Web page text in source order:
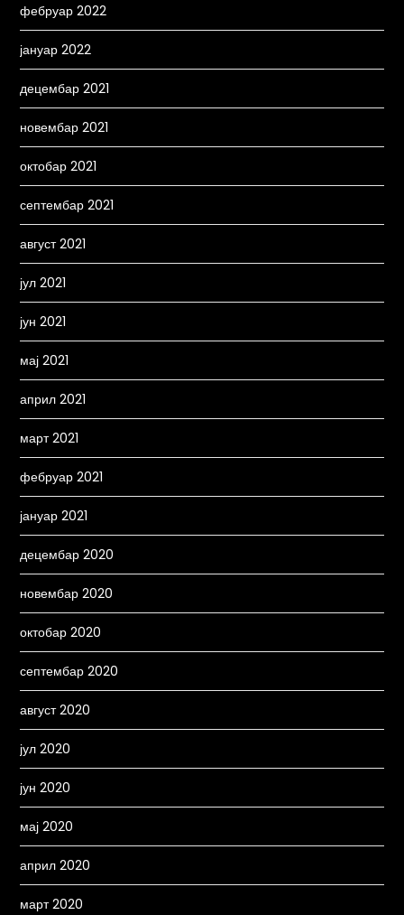
фебруар 2022
јануар 2022
децембар 2021
новембар 2021
октобар 2021
септембар 2021
август 2021
јул 2021
јун 2021
мај 2021
април 2021
март 2021
фебруар 2021
јануар 2021
децембар 2020
новембар 2020
октобар 2020
септембар 2020
август 2020
јул 2020
јун 2020
мај 2020
април 2020
март 2020